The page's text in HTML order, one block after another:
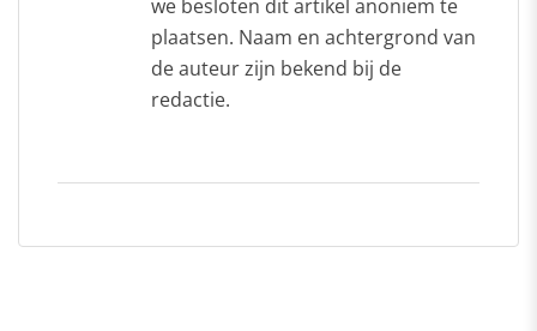
we besloten dit artikel anoniem te
plaatsen. Naam en achtergrond van
de auteur zijn bekend bij de
redactie.